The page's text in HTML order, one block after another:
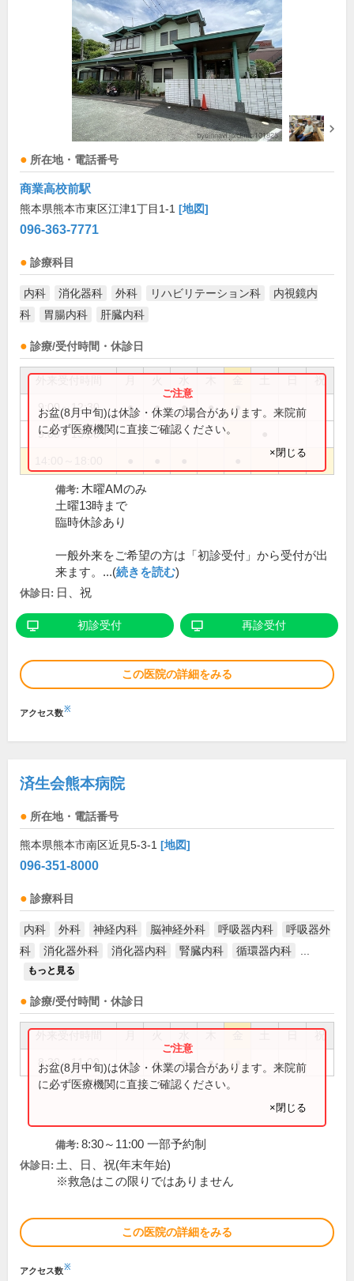
所在地・電話番号
商業高校前駅
熊本県熊本市東区江津1丁目1-1 [地図]
096-363-7771
診療科目
内科 消化器科 外科 リハビリテーション科
内視鏡内
科
胃腸内科 肝臓内科
診療/受付時間・休診日
祝
9:00～12:30 ● ● ● ● ●
9:00～13:00
お盆(8月中旬)は休診・休業の場合があります。来院前
に必ず医療機関に直接ご確認ください。
×閉じる
備考: 木曜AMのみ
土曜13時まで
臨時休診あり
一般外来をご希望の方は「初診受付」から受付が出
来ます。...(続きを読む)
休診日: 日、祝
初診受付 再診受付
この医院の詳細をみる
アクセス数※
済生会熊本病院
所在地・電話番号
熊本県熊本市南区近見5-3-1 [地図]
096-351-8000
診療科目
内科 外科 神経内科 脳神経外科 呼吸器内科
呼吸器外
科
消化器外科 消化器内科 腎臓内科 循環器内科
もっと見る
診療/受付時間・休診日
祝
8:30～11:00 ● ● ● ● ●
お盆(8月中旬)は休診・休業の場合があります。来院前
に必ず医療機関に直接ご確認ください。
×閉じる
備考: 8:30～11:00 一部予約制
休診日: 土、日、祝(年末年始)
※救急はこの限りではありません
この医院の詳細をみる
アクセス数※